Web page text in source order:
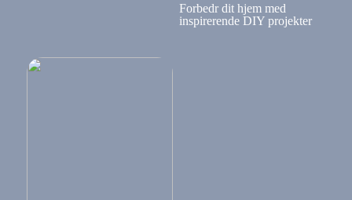
Forbedr dit hjem med
inspirerende DIY projekter